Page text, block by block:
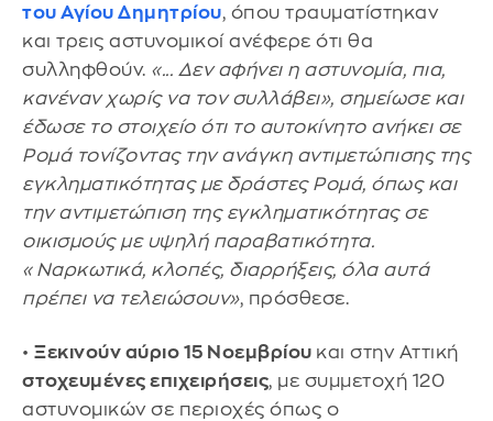
του Αγίου Δημητρίου, όπου τραυματίστηκαν
και τρεις αστυνομικοί ανέφερε ότι θα
συλληφθούν. «... Δεν αφήνει η αστυνομία, πια,
κανέναν χωρίς να τον συλλάβει», σημείωσε και
έδωσε το στοιχείο ότι το αυτοκίνητο ανήκει σε
Ρομά τονίζοντας την ανάγκη αντιμετώπισης της
εγκληματικότητας με δράστες Ρομά, όπως και
την αντιμετώπιση της εγκληματικότητας σε
οικισμούς με υψηλή παραβατικότητα.
«Ναρκωτικά, κλοπές, διαρρήξεις, όλα αυτά
πρέπει να τελειώσουν», πρόσθεσε.
• Ξεκινούν αύριο 15 Νοεμβρίου και στην Αττική
στοχευμένες επιχειρήσεις, με συμμετοχή 120
αστυνομικών σε περιοχές όπως ο